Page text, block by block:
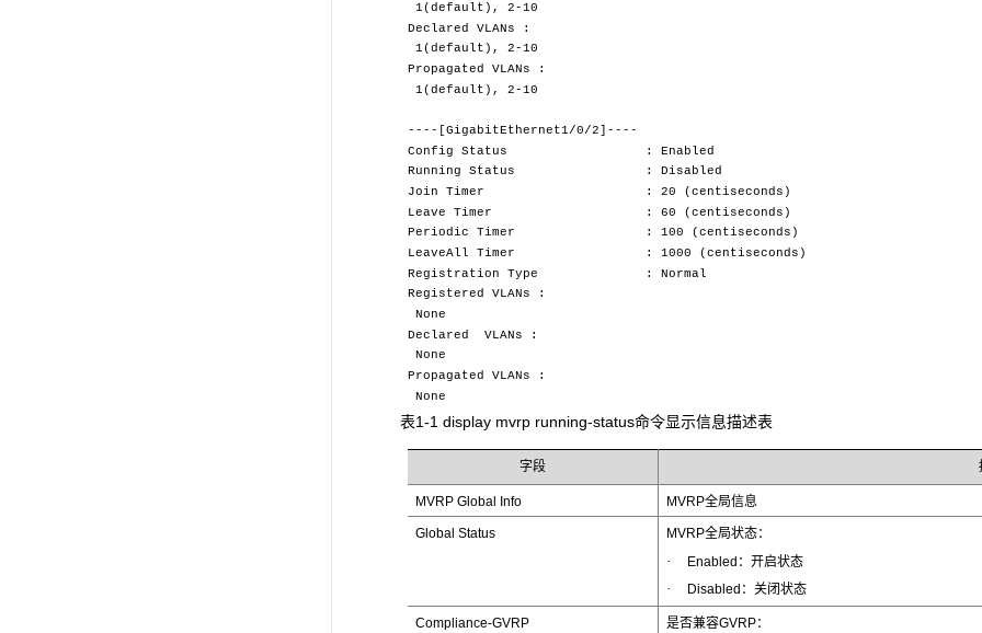
1(default), 2-10
Declared VLANs :
1(default), 2-10
Propagated VLANs :
1(default), 2-10
----[GigabitEthernet1/0/2]----
Config Status : Enabled
Running Status : Disabled
Join Timer : 20 (centiseconds)
Leave Timer : 60 (centiseconds)
Periodic Timer : 100 (centiseconds)
LeaveAll Timer : 1000 (centiseconds)
Registration Type : Normal
Registered VLANs :
None
Declared VLANs :
None
Propagated VLANs :
None
表1-1 display mvrp running-status命令显示信息描述表
字段
MVRP Global Info MVRP全局信息
Global Status MVRP全局状态：
· Enabled：开启状态
· Disabled：关闭状态
Compliance-GVRP 是否兼容GVRP：